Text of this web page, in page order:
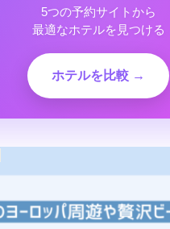
5つの予約サイトから
最適なホテルを見つける
ホテルを比較 →